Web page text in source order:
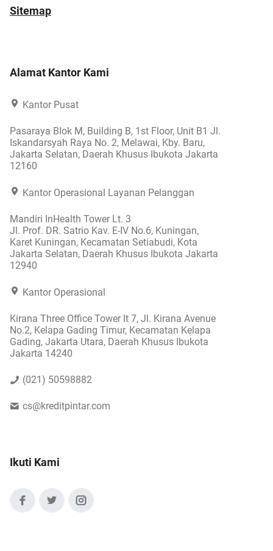
Sitemap
Alamat Kantor Kami
Kantor Pusat
Pasaraya Blok M, Building B, 1st Floor, Unit B1 Jl.
Iskandarsyah Raya No. 2, Melawai, Kby. Baru,
Jakarta Selatan, Daerah Khusus Ibukota Jakarta
12160
Kantor Operasional Layanan Pelanggan
Mandiri InHealth Tower Lt. 3
Jl. Prof. DR. Satrio Kav. E-IV No.6, Kuningan,
Karet Kuningan, Kecamatan Setiabudi, Kota
Jakarta Selatan, Daerah Khusus Ibukota Jakarta
12940
Kantor Operasional
Kirana Three Office Tower lt 7, Jl. Kirana Avenue
No.2, Kelapa Gading Timur, Kecamatan Kelapa
Gading, Jakarta Utara, Daerah Khusus Ibukota
Jakarta 14240
(021) 50598882
cs@kreditpintar.com
Ikuti Kami